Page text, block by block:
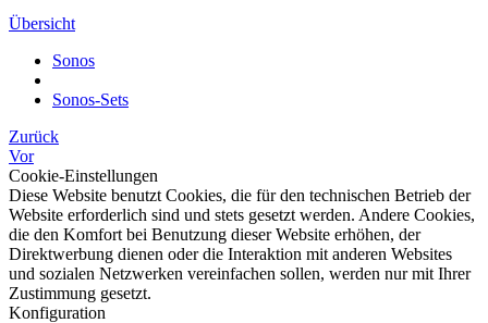
Übersicht
Sonos
Sonos-Sets
Zurück
Vor
Cookie-Einstellungen
Diese Website benutzt Cookies, die für den technischen Betrieb der
Website erforderlich sind und stets gesetzt werden. Andere Cookies,
die den Komfort bei Benutzung dieser Website erhöhen, der
Direktwerbung dienen oder die Interaktion mit anderen Websites
und sozialen Netzwerken vereinfachen sollen, werden nur mit Ihrer
Zustimmung gesetzt.
Konfiguration